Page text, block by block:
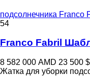
подсолнечника
54
Franco Fabril
8 582 000 AMD 23 500 $
Жатка для уборки